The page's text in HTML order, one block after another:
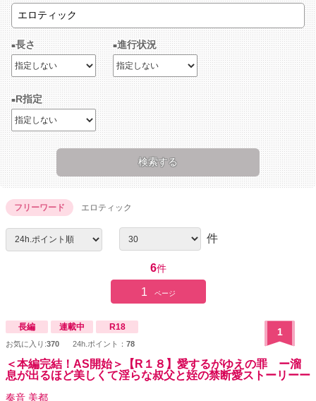
長さ 進行状況
R指定
フリーワード エロティック
件
6件
1 ページ
長編 連載中 R18
お気に入り:370 24h.ポイント： 78
1
＜本編完結！AS開始＞【R１８】愛するがゆえの罪 ー溜
息が出るほど美しくて淫らな叔父と姪の禁断愛ストーリーー
奏音 美都